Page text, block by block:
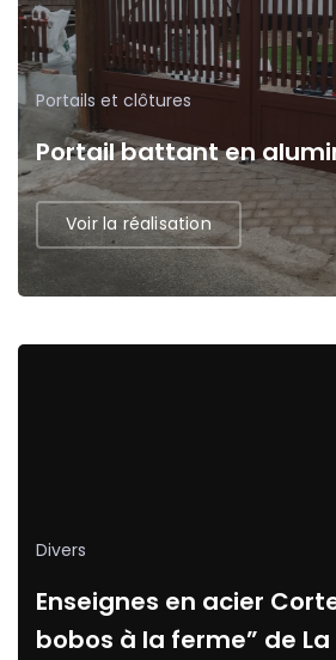
Portails et clôtures
Portail battant en
Voir la réalisation
Divers
Enseignes en acier
bobos à la ferme” de